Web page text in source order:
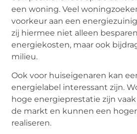
een woning. Veel
voorkeur aan een
zij hiermee niet alleen
energiekosten, maar ook
milieu.
Ook voor huiseigenaren kan
energielabel interessant zijn.
hoge energieprestatie zijn
de markt en kunnen een
realiseren.